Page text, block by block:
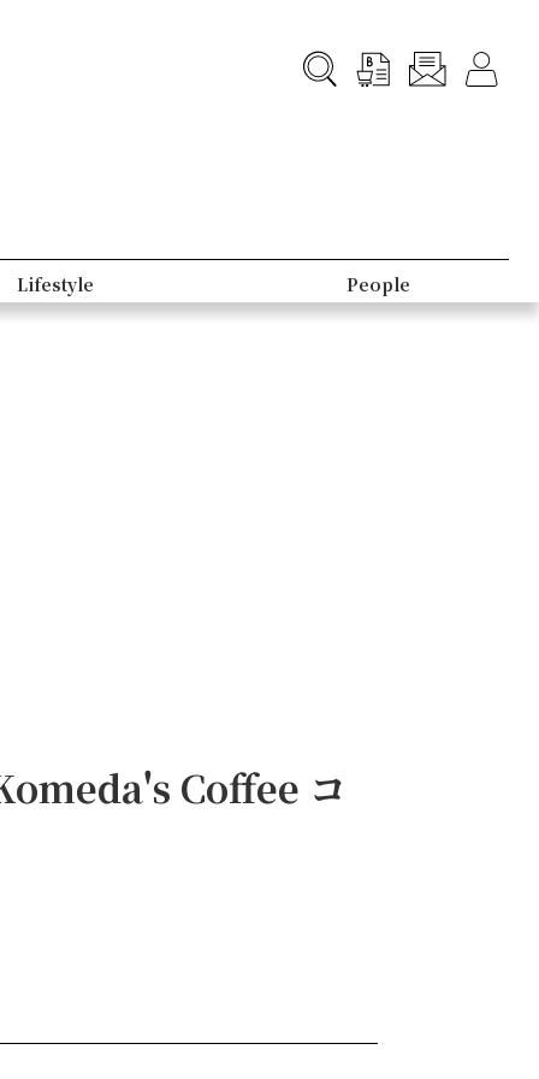
Lifestyle People
Coffee コ